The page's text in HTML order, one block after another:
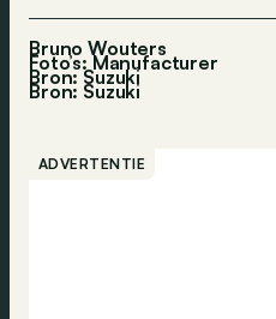
Bruno Wouters
Foto’s: Manufacturer
Bron: Suzuki
Bron: Suzuki
ADVERTENTIE